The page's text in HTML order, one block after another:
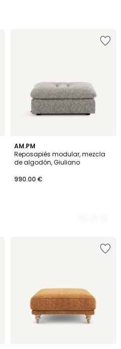
AM.PM
Reposapiés modular, mezcla
de algodón, Giuliano
990.00 €
3
Colores